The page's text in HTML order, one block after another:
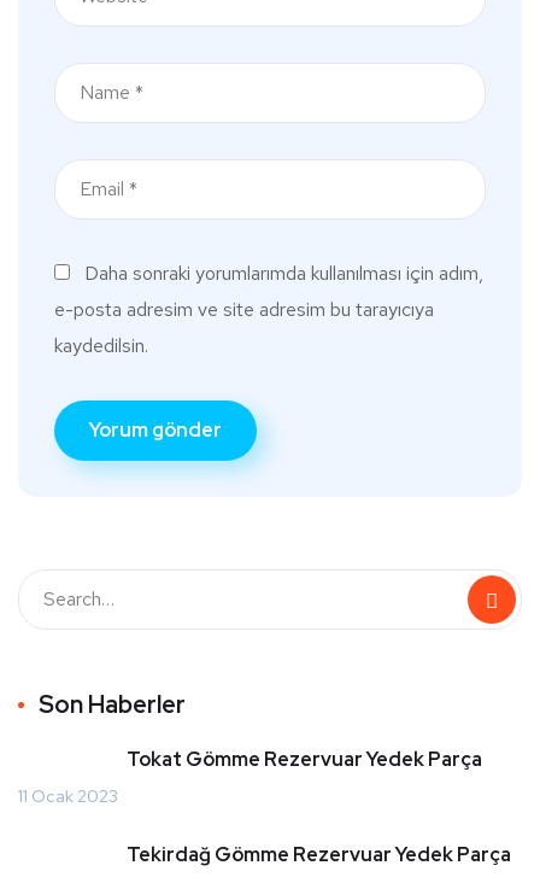
Daha sonraki yorumlarımda kullanılması için adım,
e-posta adresim ve site adresim bu tarayıcıya
kaydedilsin.
Son Haberler
Tokat Gömme Rezervuar Yedek Parça
11 Ocak 2023
Tekirdağ Gömme Rezervuar Yedek Parça